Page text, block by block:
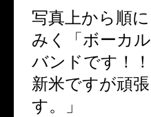
写真上から順に
みく「ボーカ
バンドです！！
新米ですが頑
す。」